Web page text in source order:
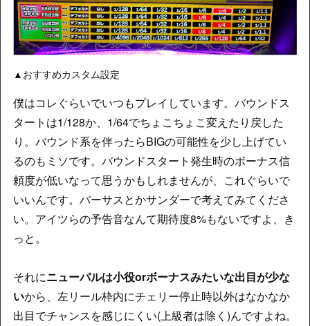
▲おすすめカスタム設定
僕はコレぐらいでいつもプレイしています。バウンドス
タートは1/128か、1/64でちょこちょこ変えたり戻した
り。バウンド系を伴ったらBIGの可能性を少し上げてい
るのもミソです。バウンドスタート発生時のボーナス信
頼度が低いなって思うかもしれませんが、これぐらいで
いいんです。バーサスとかサンダーで考えてみてくださ
い。アイツらの予告音なんて期待度8%もないですよ、き
っと。
それにニューパルは小役orボーナスみたいな出目が少な
いから、左リール枠内にチェリー停止時以外はなかなか
出目でチャンスを感じにくい(上級者は除く)んですよね。